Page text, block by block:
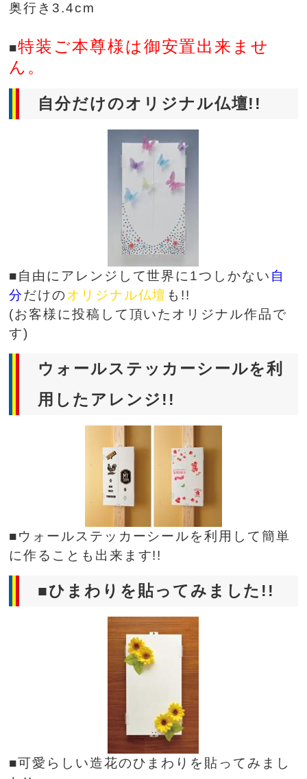
奥行き3.4cm
■特装ご本尊様は御安置出来ませ
ん。
自分だけのオリジナル仏壇!!
■自由にアレンジして世界に1つしかない 自
分だけのオリジナル仏壇 も!!
(お客様に投稿して頂いたオリジナル作品で
す)
ウォールステッカーシールを利
用したアレンジ!!
■ウォールステッカーシールを利用して簡単
に作ることも出来ます!!
■ひまわりを貼ってみました!!
■可愛らしい造花のひまわりを貼ってみまし